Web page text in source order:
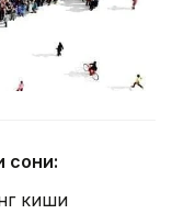
сони:
киши